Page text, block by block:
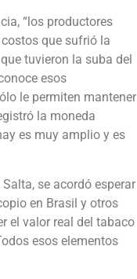
“los productores
que sufrió la
tuvieron la suba del
esos
le permiten mantener
la moneda
es muy amplio y es
se acordó esperar
en Brasil y otros
el valor real del tabaco
esos elementos